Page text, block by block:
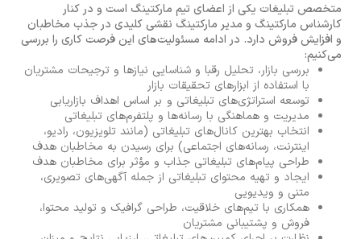
متخصص تبلیغات یکی از اعضای تیم مارکتینگ است و در کنار
کارشناس مارکتینگ و مدیر مارکتینگ نقشی کلیدی در جذب مخاطبان
و افزایش فروش دارد. در ادامه مسئولیت‌های این فرصت کاری را بررسی
می‌کنیم:
بررسی بازار، تحلیل رقبا و شناسایی نیازها و ترجیحات مشتریان
با استفاده از ابزارهای تحقیقات بازار
توسعه استراتژی‌های تبلیغاتی و بر اساس اهداف بازاریابی
مدیریت و هماهنگی با رسانه‌ها و پلتفرم‌های تبلیغاتی
انتخاب بهترین کانال‌های تبلیغاتی (مانند تلویزیون، رادیو،
اینترنت، رسانه‌های اجتماعی) برای رسیدن به مخاطبان هدف
طراحی پیام‌های تبلیغاتی جذاب و مؤثر برای مخاطبان هدف
ایجاد و تهیه محتوای تبلیغاتی از جمله آگهی‌های تصویری،
متنی و ویدیویی
همکاری با تیم‌های خلاقیت، طراحی گرافیک و تولید محتوا،
فروش و پشتیبانی مشتریان